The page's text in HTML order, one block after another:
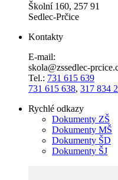
Školní 160, 257 91
Sedlec-Prčice
Kontakty
E-mail:
skola@zssedlec-
Tel.: 731 615 639
731 615 638, 317 834
Rychlé odkazy
Dokumenty ZŠ
Dokumenty MŠ
Dokumenty ŠD
Dokumenty ŠJ